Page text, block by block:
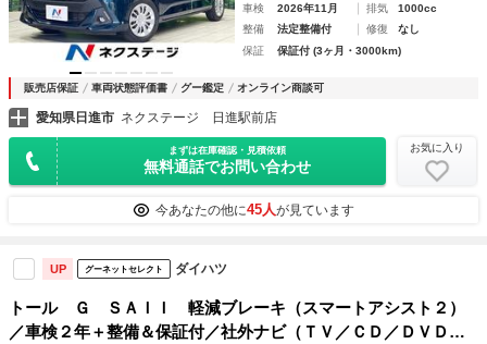
車検
2026年11月 排気
1000cc
整備
法定整備付 修復
なし
保証
保証付 (3ヶ月・3000km)
販売店保証 車両状態評価書 グー鑑定 オンライン商談可
愛知県日進市 ネクステージ 日進駅前店
まずは在庫確認・見積依頼
無料通話でお問い合わせ
お気に入り
今あなたの他に45人が見ています
UP グーネットセレクト ダイハツ
トール Ｇ ＳＡＩＩ 軽減ブレーキ（スマートアシスト２）
／車検２年＋整備＆保証付／社外ナビ（ＴＶ／ＣＤ／ＤＶＤ／